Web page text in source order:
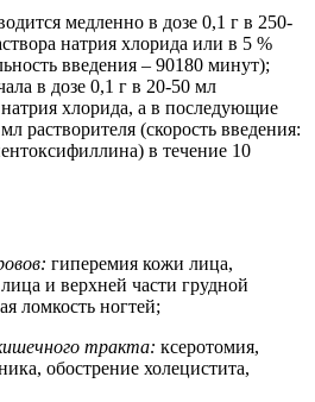
медленно в дозе 0,1 г в 250-
натрия хлорида или в 5 %
введения – 90180 минут);
в дозе 0,1 г в 20-50 мл
натрия хлорида, а в последующие
растворителя (скорость введения:
в течение 10
гиперемия кожи лица,
и верхней части грудной
ломкость ногтей;
тракта: ксеротомия,
обострение холецистита,